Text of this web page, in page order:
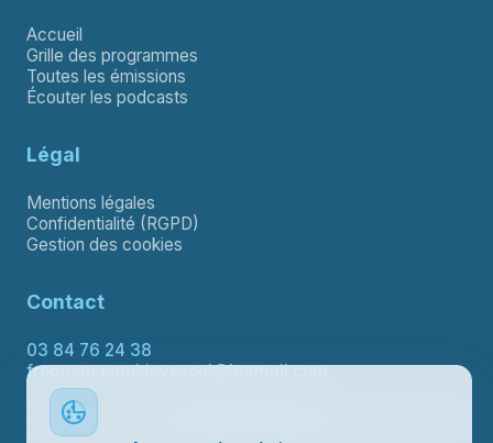
Accueil
Grille des programmes
Toutes les émissions
Écouter les podcasts
Légal
Mentions légales
Confidentialité (RGPD)
Gestion des cookies
Contact
03 84 76 24 38
frequenceamitievesoul@hotmail.com